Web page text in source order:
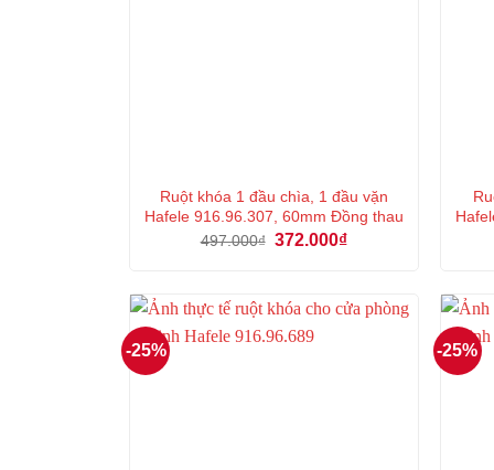
Ruột khóa 1 đầu chìa, 1 đầu vặn
Hafele 916.96.307, 60mm Đồng thau
497.000₫ Giá
372.000₫Giá
372.000₫.
-25% -25%